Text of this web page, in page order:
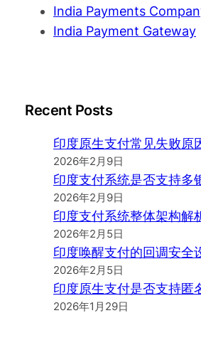
India Payments
India Payment Gateway
Recent Posts
印度原生支付常见失败原
2026年2月9日
印度支付系统是否支持多
2026年2月9日
印度支付系统整体架构解
2026年2月5日
印度唤醒支付的回调安全
2026年2月5日
印度原生支付是否支持匿
2026年1月29日